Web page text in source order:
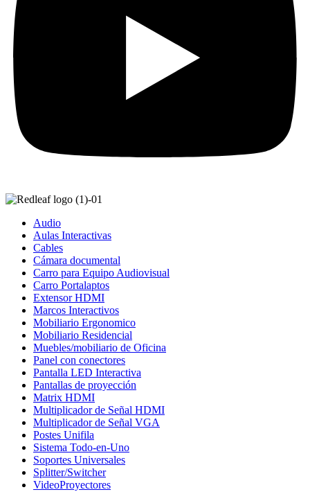
Audio
Aulas Interactivas
Cables
Cámara documental
Carro para Equipo Audiovisual
Carro Portalaptos
Extensor HDMI
Marcos Interactivos
Mobiliario Ergonomico
Mobiliario Residencial
Muebles/mobiliario de Oficina
Panel con conectores
Pantalla LED Interactiva
Pantallas de proyección
Matrix HDMI
Multiplicador de Señal HDMI
Multiplicador de Señal VGA
Postes Unifila
Sistema Todo-en-Uno
Soportes Universales
Splitter/Switcher
VideoProyectores